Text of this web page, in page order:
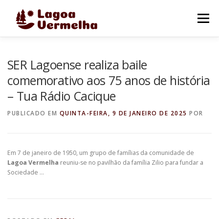
Menu
FALE CONOSCO
SER Lagoense realiza baile
comemorativo aos 75 anos de história
– Tua Rádio Cacique
PUBLICADO EM QUINTA-FEIRA, 9 DE JANEIRO DE 2025 POR
Em 7 de janeiro de 1950, um grupo de famílias da comunidade de
Lagoa Vermelha reuniu-se no pavilhão da família Zilio para fundar a
Sociedade …